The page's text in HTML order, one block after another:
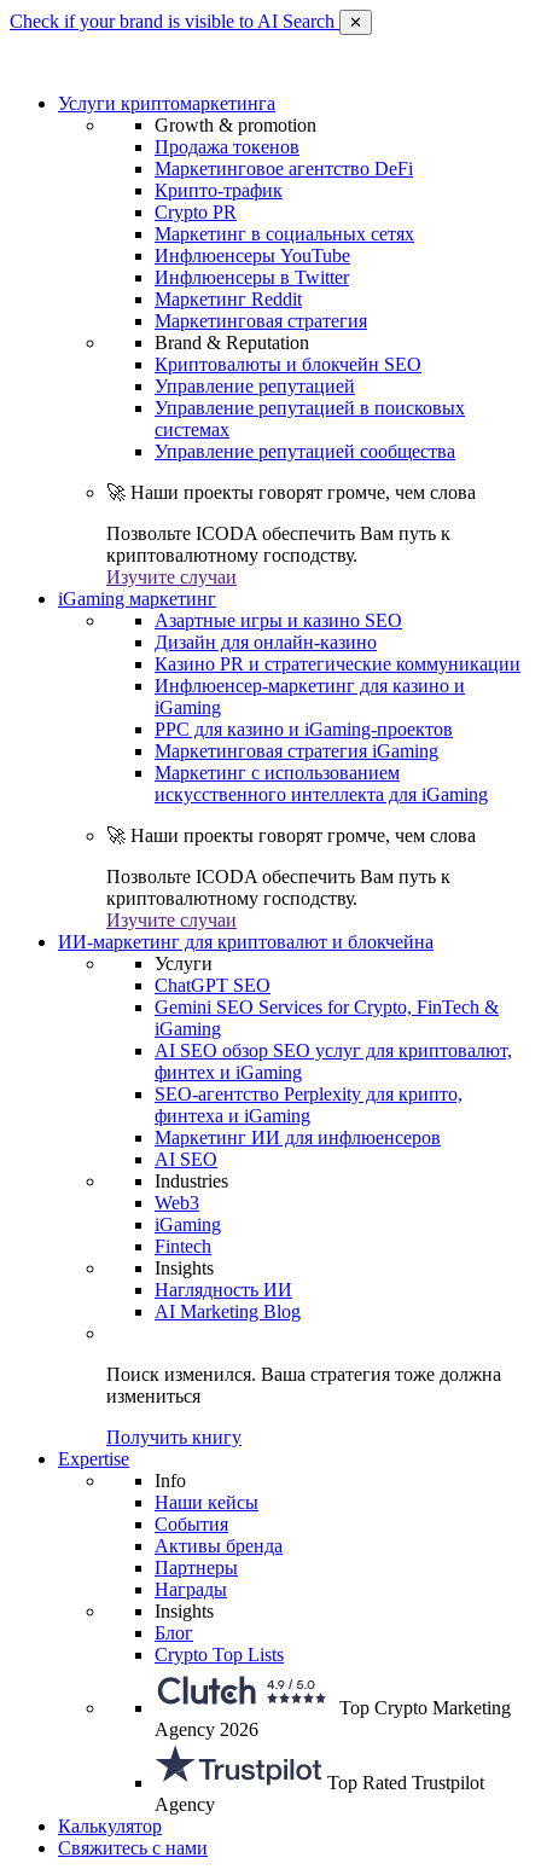
Check if your brand is visible to AI Search ✕
Услуги криптомаркетинга
Growth & promotion
Продажа токенов
Маркетинговое агентство DeFi
Крипто-трафик
Crypto PR
Маркетинг в социальных сетях
Инфлюенсеры YouTube
Инфлюенсеры в Twitter
Маркетинг Reddit
Маркетинговая стратегия
Brand & Reputation
Криптовалюты и блокчейн SEO
Управление репутацией
Управление репутацией в поисковых
системах
Управление репутацией сообщества
🚀 Наши проекты говорят громче, чем слова
Позвольте ICODA обеспечить Вам путь к
криптовалютному господству.
Изучите случаи
iGaming маркетинг
Азартные игры и казино SEO
Дизайн для онлайн-казино
Казино PR и стратегические коммуникации
Инфлюенсер-маркетинг для казино и
iGaming
PPC для казино и iGaming-проектов
Маркетинговая стратегия iGaming
Маркетинг с использованием
искусственного интеллекта для iGaming
🚀 Наши проекты говорят громче, чем слова
Позвольте ICODA обеспечить Вам путь к
криптовалютному господству.
Изучите случаи
ИИ-маркетинг для криптовалют и блокчейна
Услуги
ChatGPT SEO
Gemini SEO Services for Crypto, FinTech &
iGaming
AI SEO обзор SEO услуг для криптовалют,
финтех и iGaming
SEO-агентство Perplexity для крипто,
финтеха и iGaming
Маркетинг ИИ для инфлюенсеров
AI SEO
Industries
Web3
iGaming
Fintech
Insights
Наглядность ИИ
AI Marketing Blog
Поиск изменился. Ваша стратегия тоже должна
измениться
Получить книгу
Expertise
Info
Наши кейсы
События
Активы бренда
Партнеры
Награды
Insights
Блог
Crypto Top Lists
Top Crypto Marketing
Agency 2026
Top Rated Trustpilot
Agency
Калькулятор
Свяжитесь с нами